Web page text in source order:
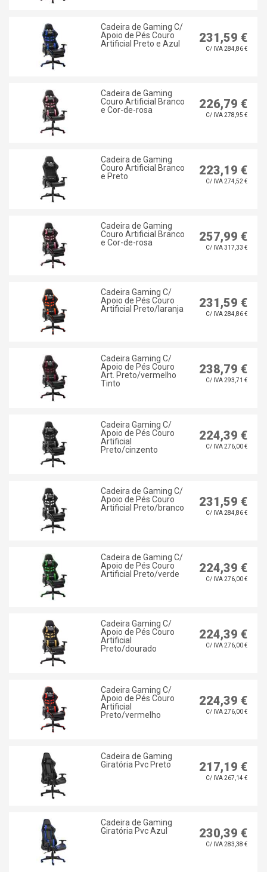
Cadeira de Gaming C/
Apoio de Pés Couro
Artificial Preto e Azul
231,59 €
C/ IVA 284,86 €
Cadeira de Gaming
Couro Artificial Branco
e Cor-de-rosa
226,79 €
C/ IVA 278,95 €
Cadeira de Gaming
Couro Artificial Branco
e Preto
223,19 €
C/ IVA 274,52 €
Cadeira de Gaming
Couro Artificial Branco
e Cor-de-rosa
257,99 €
C/ IVA 317,33 €
Cadeira Gaming C/
Apoio de Pés Couro
Artificial Preto/laranja
231,59 €
C/ IVA 284,86 €
Cadeira Gaming C/
Apoio de Pés Couro
Art. Preto/vermelho
Tinto
238,79 €
C/ IVA 293,71 €
Cadeira Gaming C/
Apoio de Pés Couro
Artificial
Preto/cinzento
224,39 €
C/ IVA 276,00 €
Cadeira de Gaming C/
Apoio de Pés Couro
Artificial Preto/branco
231,59 €
C/ IVA 284,86 €
Cadeira de Gaming C/
Apoio de Pés Couro
Artificial Preto/verde
224,39 €
C/ IVA 276,00 €
Cadeira Gaming C/
Apoio de Pés Couro
Artificial
Preto/dourado
224,39 €
C/ IVA 276,00 €
Cadeira Gaming C/
Apoio de Pés Couro
Artificial
Preto/vermelho
224,39 €
C/ IVA 276,00 €
Cadeira de Gaming
Giratória Pvc Preto
217,19 €
C/ IVA 267,14 €
Cadeira de Gaming
Giratória Pvc Azul
230,39 €
C/ IVA 283,38 €